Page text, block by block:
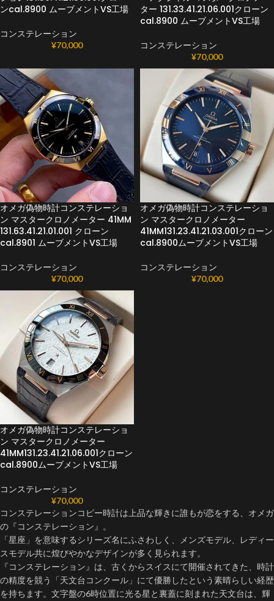
ンcal.8900 ムーブメントVS工場
コンステレーション
¥70,000
ター 131.33.41.21.06.001クローン
cal.8900 ムーブメントVS工場
コンステレーション
¥70,000
オメガ偽物時計コンステレーショ
ン マスタークロノメーター 41MM
131.63.41.21.01.001 クローン
cal.8901 ムーブメントVS工場
コンステレーション
¥70,000
オメガ偽物時計コンステレーショ
ン マスタークロノメーター
41MM131.23.41.21.03.001クローン
cal.8900ムーブメントVS工場
コンステレーション
¥70,000
オメガ偽物時計コンステレーショ
ン マスタークロノメーター
41MM131.23.41.21.06.001クローン
cal.8900ムーブメントVS工場
コンステレーション
¥70,000
コンステレーションコピー時計は上品な輝きに誰もが恋をする、オメガ
の『コンステレーション』。
「星座」を意味するシリーズ名にふさわしく、メンズモデル、レディー
スモデル共に煌びやかなデザインが多く見られます。
『コンステレーション』は、古くからスイスにて開催されてきた、時計
の精度を競う「天文台コンクール」にて優勝したという素晴らしい経歴
を持ちます。文字盤の6時位置に光る星と裏蓋に刻まれた天文台は、輝